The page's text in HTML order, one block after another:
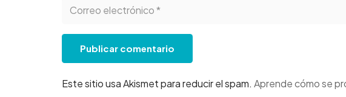
Publicar comentario
Este sitio usa Akismet para reducir el spam. Aprende cómo se